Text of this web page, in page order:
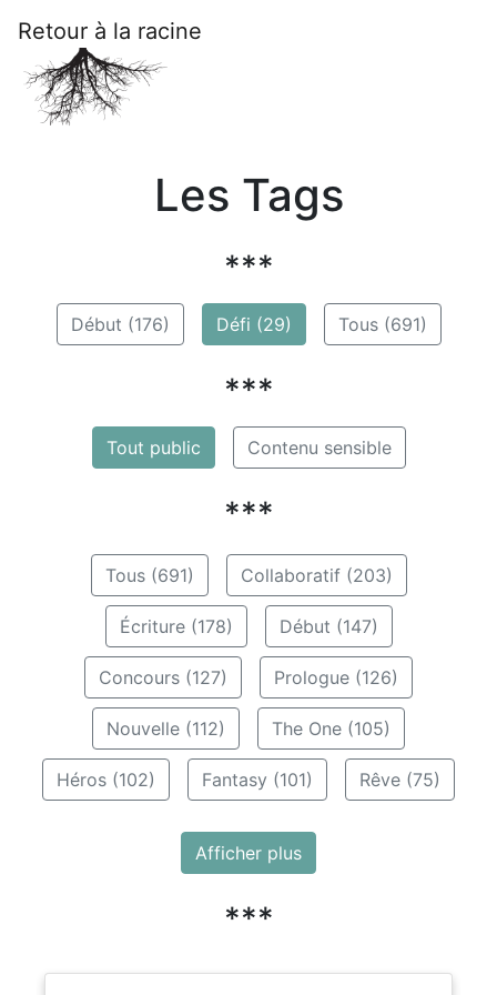
Retour à la racine
Les Tags
***
Début (176) Défi (29) Tous (691)
***
Tout public Contenu sensible
***
Tous (691) Collaboratif (203)
Écriture (178) Début (147)
Concours (127) Prologue (126)
Nouvelle (112) The One (105)
Héros (102) Fantasy (101) Rêve (75)
Afficher plus
***